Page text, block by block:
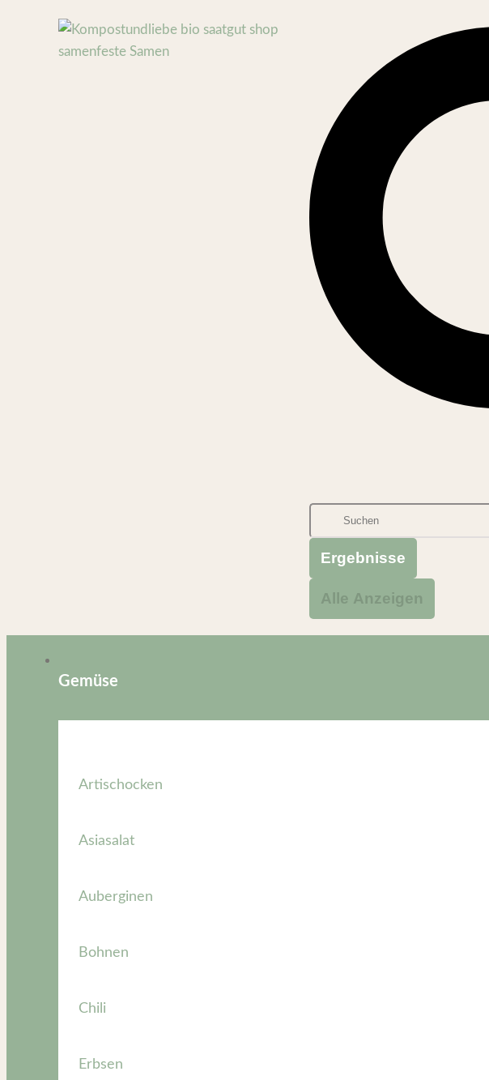
Ergebnisse
Alle Anzeigen
Gemüse
Artischocken
Asiasalat
Auberginen
Bohnen
Chili
Erbsen